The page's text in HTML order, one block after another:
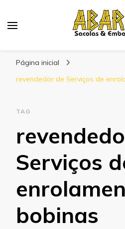
Página inicial
revendedor de Serviços de
TAG
Serviços
bobinas